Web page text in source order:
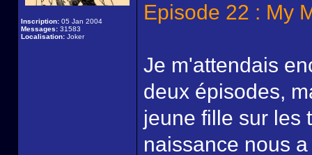
Inscription: 05 Jan 2004
Messages: 31583
Localisation: Joker
Episode 22 : My
Je m'attendais
deux épisodes,
jeune fille sur les
naissance nous